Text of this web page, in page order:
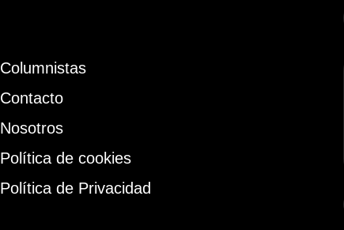
Columnistas
Contacto
Nosotros
Política de cookies
Política de Privacidad